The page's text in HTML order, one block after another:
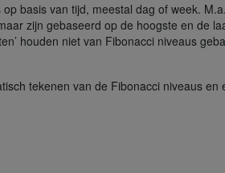
basis van tijd, meestal dag of week.
zijn gebaseerd op de hoogste en de
houden niet van Fibonacci niveaus
tekenen van de Fibonacci niveaus en